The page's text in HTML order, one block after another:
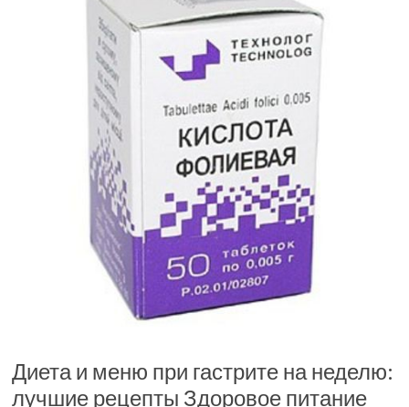
Диета и меню при гастрите на неделю:
лучшие рецепты Здоровое питание